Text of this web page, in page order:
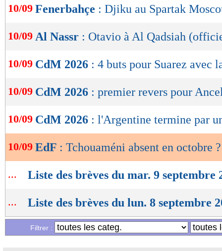
de
OK
10/09 Fenerbahçe : Djiku au Spartak
10/09 Al Nassr : Otavio à Al Qadsiah
10/09 CdM 2026 : 4 buts pour Suarez avec
10/09 CdM 2026 : premier revers pour
10/09 CdM 2026 : l'Argentine termine par
10/09 EdF : Tchouaméni absent en octobre ?
... Liste des brèves du mar. 9 septembre
... Liste des brèves du lun. 8 septembre
Filtrer :